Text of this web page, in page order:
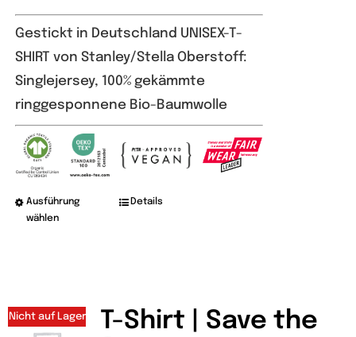
Gestickt in Deutschland UNISEX-T-
SHIRT von Stanley/Stella Oberstoff:
Singlejersey, 100% gekämmte
ringgesponnene Bio-Baumwolle
Ausführung
wählen
Dieses
auf.
Details
Nicht auf Lager
T-Shirt | Save the